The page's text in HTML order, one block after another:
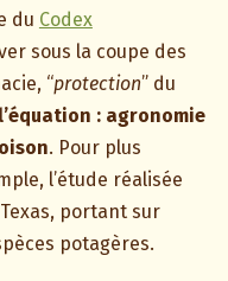
du Codex
sous la coupe des
“protection” du
l’équation : agronomie
. Pour plus
l’étude réalisée
portant sur
potagères.